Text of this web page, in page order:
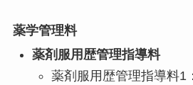
薬学管理料
薬剤服用歴管理指導料
薬剤服用歴管理指導料1